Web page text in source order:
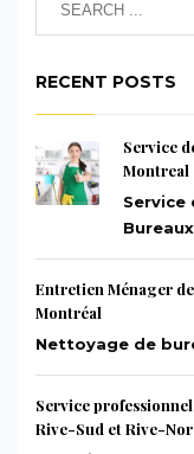
RECENT POSTS
Service
Montreal
Service
Entretien Ménager
Montréal
Nettoyage de
Service
Rive-Sud et Rive-